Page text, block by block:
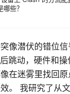
些？
像潜伏的错位
跳动，硬件和
在迷雾里找回
。 我研究了从